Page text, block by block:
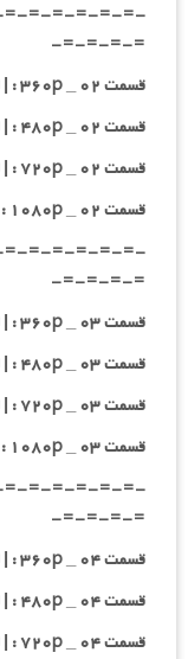
=-=-=-=-=-
=-=-=-=-
قسمت ۰۲ _ ۳۶۰p : | لینک مستقیم |
قسمت ۰۲ _ ۴۸۰p : | لینک مستقیم |
قسمت ۰۲ _ ۷۲۰p : | لینک مستقیم |
قسمت ۰۲ _ ۱۰۸۰p : | لینک مستقیم |
=-=-=-=-=-
=-=-=-=-
قسمت ۰۳ _ ۳۶۰p : | لینک مستقیم |
قسمت ۰۳ _ ۴۸۰p : | لینک مستقیم |
قسمت ۰۳ _ ۷۲۰p : | لینک مستقیم |
قسمت ۰۳ _ ۱۰۸۰p : | لینک مستقیم |
=-=-=-=-=-
=-=-=-=-
قسمت ۰۴ _ ۳۶۰p : | لینک مستقیم |
قسمت ۰۴ _ ۴۸۰p : | لینک مستقیم |
قسمت ۰۴ _ ۷۲۰p : | لینک مستقیم |